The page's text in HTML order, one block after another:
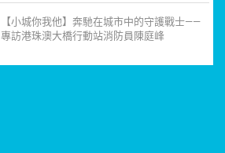
【小城你我他】奔馳在城市中的守護戰士——
專訪港珠澳大橋行動站消防員陳庭峰